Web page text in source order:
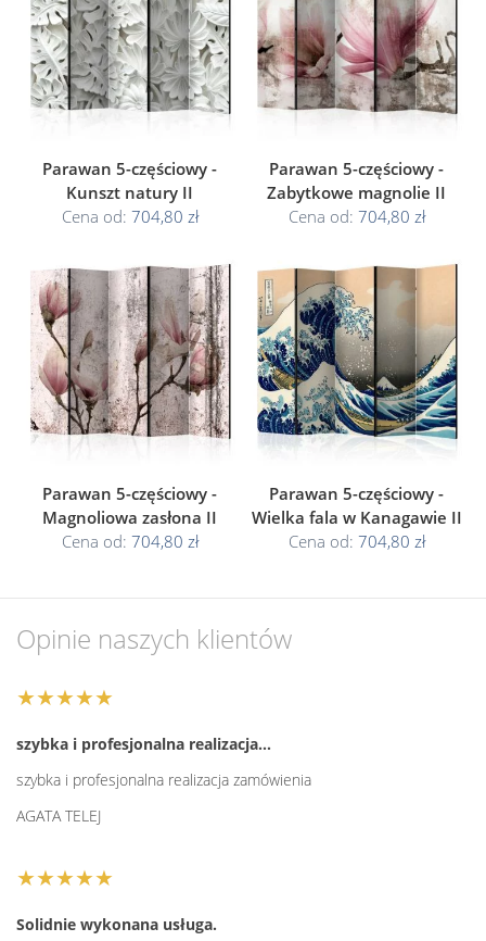
Parawan 5-częściowy -
Kunszt natury II
Cena od: 704,80 zł
Parawan 5-częściowy -
Zabytkowe magnolie II
Cena od: 704,80 zł
Parawan 5-częściowy -
Magnoliowa zasłona II
Cena od: 704,80 zł
Parawan 5-częściowy -
Wielka fala w Kanagawie II
Cena od: 704,80 zł
Opinie naszych klientów
★★★★★
szybka i profesjonalna realizacja…
szybka i profesjonalna realizacja zamówienia
AGATA TELEJ
★★★★★
Solidnie wykonana usługa.